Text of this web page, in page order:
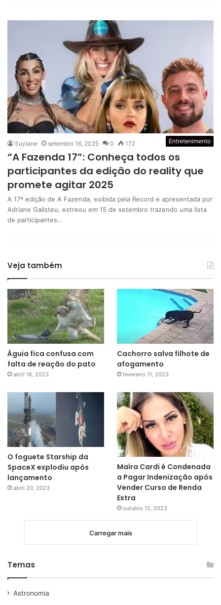
Entretenimento
Suylane setembro 16, 2025 0 172
“A Fazenda 17”: Conheça todos os
participantes da edição do reality que
promete agitar 2025
A 17ª edição de A Fazenda, exibida pela Record e apresentada por
Adriane Galisteu, estreou em 15 de setembro trazendo uma lista
de participantes…
Veja também
Águia fica confusa com
falta de reação do pato
abril 16, 2023
Cachorro salva filhote de
afogamento
fevereiro 11, 2023
O foguete Starship da
SpaceX explodiu após
lançamento
abril 20, 2023
Maíra Cardi é Condenada
a Pagar Indenização após
Vender Curso de Renda
Extra
outubro 12, 2023
Carregar mais
Temas
Astronomia